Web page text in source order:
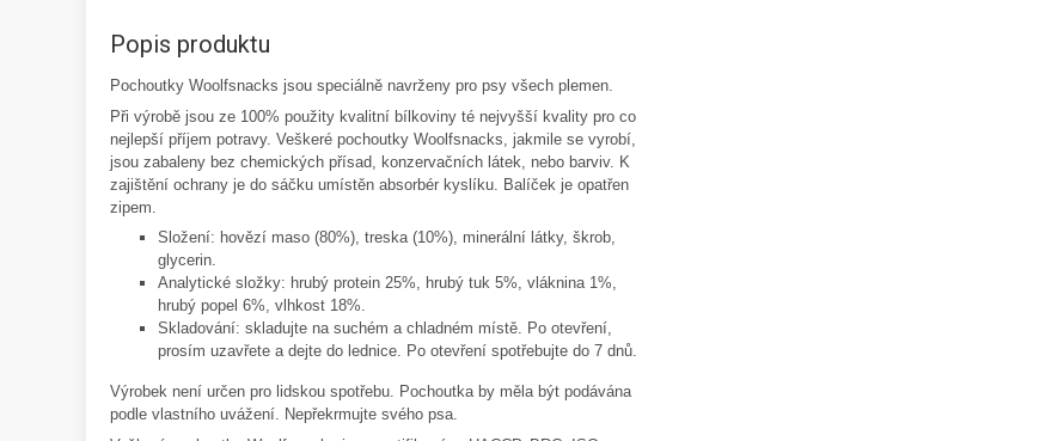
Popis produktu
Pochoutky Woolfsnacks jsou speciálně navrženy pro psy všech plemen.
Při výrobě jsou ze 100% použity kvalitní bílkoviny té nejvyšší kvality pro co
nejlepší příjem potravy. Veškeré pochoutky Woolfsnacks, jakmile se vyrobí,
jsou zabaleny bez chemických přísad, konzervačních látek, nebo barviv. K
zajištění ochrany je do sáčku umístěn absorbér kyslíku. Balíček je opatřen
zipem.
Složení: hovězí maso (80%), treska (10%), minerální látky, škrob,
glycerin.
Analytické složky: hrubý protein 25%, hrubý tuk 5%, vláknina 1%,
hrubý popel 6%, vlhkost 18%.
Skladování: skladujte na suchém a chladném místě. Po otevření,
prosím uzavřete a dejte do lednice. Po otevření spotřebujte do 7 dnů.
Výrobek není určen pro lidskou spotřebu. Pochoutka by měla být podávána
podle vlastního uvážení. Nepřekrmujte svého psa.